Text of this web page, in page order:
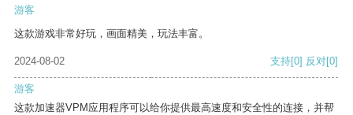
游客
这款游戏非常好玩，画面精美，玩法丰富。
2024-08-02 支持[0] 反对[0]
游客
这款加速器VPM应用程序可以给你提供最高速度和安全性的连接，并帮